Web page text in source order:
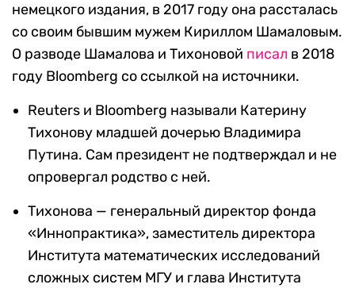
немецкого издания, в 2017 году она рассталась
со своим бывшим мужем Кириллом Шамаловым.
О разводе Шамалова и Тихоновой писал в 2018
году Bloomberg со ссылкой на источники.
Reuters и Bloomberg называли Катерину
Тихонову младшей дочерью Владимира
Путина. Сам президент не подтверждал и не
опровергал родство с ней.
Тихонова — генеральный директор фонда
«Иннопрактика», заместитель директора
Института математических исследований
сложных систем МГУ и глава Института